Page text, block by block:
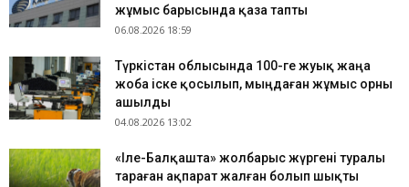
жұмыс барысында қаза тапты
06.08.2026 18:59
Түркістан облысында 100-ге жуық жаңа
жоба іске қосылып, мыңдаған жұмыс орны
ашылды
04.08.2026 13:02
«Іле-Балқашта» жолбарыс жүргені туралы
тараған ақпарат жалған болып шықты